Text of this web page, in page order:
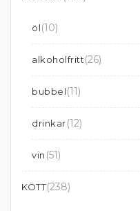
öl(10)
alkoholfritt(26)
bubbel(11)
drinkar(12)
vin (51)
KÖTT(238)